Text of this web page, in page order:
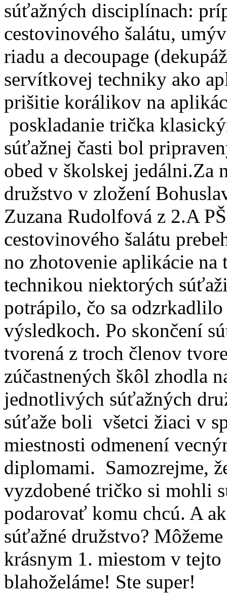
súťažných disciplínach:
cestovinového šalátu,
riadu a decoupage
servítkovej techniky ako
prišitie korálikov na
poskladanie trička
súťažnej časti bol
obed v školskej jedálni.Za
družstvo v zložení
Zuzana Rudolfová z 2.A
cestovinového šalátu
no zhotovenie aplikácie
technikou niektorých
potrápilo, čo sa
výsledkoch. Po skončení
tvorená z troch členov
zúčastnených škôl zhodla
jednotlivých súťažných
súťaže boli všetci žiaci v
miestnosti odmenení
diplomami. Samozrejme,
vyzdobené tričko si mohli
podarovať komu chcú. A
súťažné družstvo?
krásnym 1. miestom v
blahoželáme! Ste super!